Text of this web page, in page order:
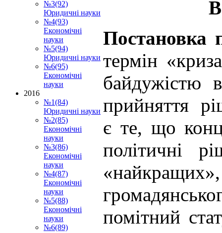
Постановка
термін
байдужістю
прийняття
є те, що
політичні
помітний
№3(92)
Юридичні науки
№4(93)
Економічні
науки
№5(94)
Юридичні науки
№6(95)
Економічні
науки
2016
№1(84)
Юридичні науки
№2(85)
Економічні
науки
№3(86)
Економічні
науки
№4(87)
Економічні
науки
№5(88)
Економічні
науки
№6(89)